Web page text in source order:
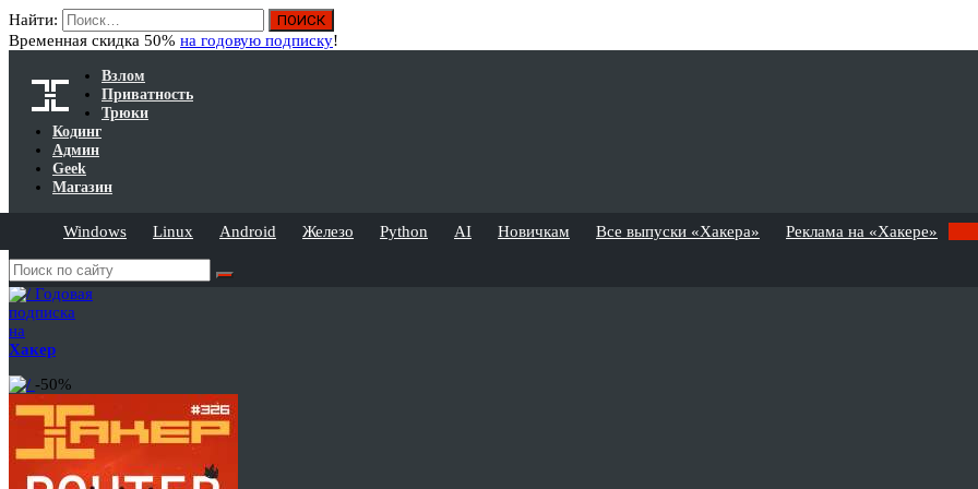
Найти:
Временная скидка 50% на годовую подписку!
Взлом
Приватность
Трюки
Кодинг
Админ
Geek
Магазин
Windows Linux Android Железо Python AI Новичкам Все выпуски «Хакера» Реклама на «Хакере»
Годовая
подписка
на
Хакер
-50%